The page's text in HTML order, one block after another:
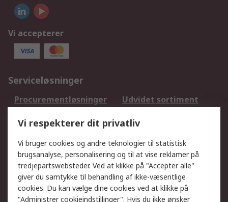
Vi accepterer
Serviceløsninger
Procurementløsninger
Udvidet sortiment
DesignSpark
Teknisk Support
Dit lokale salgsteam
Eksportløsninger
Support
Få hjælp
Returnering
Vi respekterer dit privatliv
Vi bruger cookies og andre teknologier til statistisk
brugsanalyse, personalisering og til at vise reklamer på
tredjepartswebsteder. Ved at klikke på "Accepter alle"
giver du samtykke til behandling af ikke-væsentlige
cookies. Du kan vælge dine cookies ved at klikke på
"Administrer cookieindstillinger". Hvis du ikke ønsker